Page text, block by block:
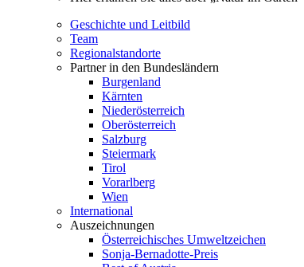
Geschichte und Leitbild
Team
Regionalstandorte
Partner in den Bundesländern
Burgenland
Kärnten
Niederösterreich
Oberösterreich
Salzburg
Steiermark
Tirol
Vorarlberg
Wien
International
Auszeichnungen
Österreichisches Umweltzeichen
Sonja-Bernadotte-Preis